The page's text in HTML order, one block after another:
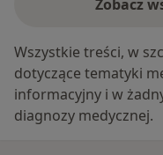
Zobacz
Wszystkie treści, w
dotyczące tematyki
informacyjny i w
diagnozy medycznej.